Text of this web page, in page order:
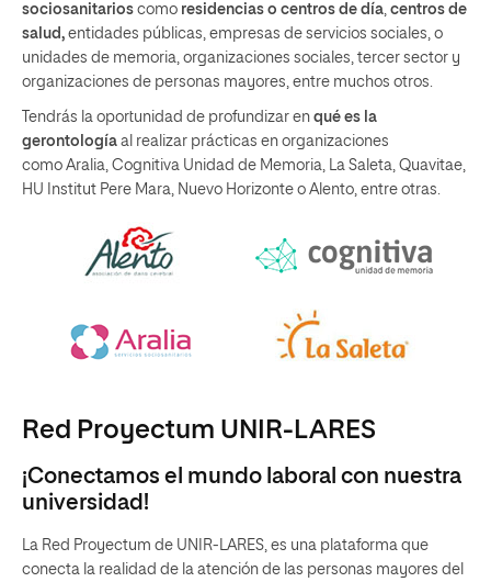
sociosanitarios como residencias o centros de día, centros de
salud, entidades públicas, empresas de servicios sociales, o
unidades de memoria, organizaciones sociales, tercer sector y
organizaciones de personas mayores, entre muchos otros.
Tendrás la oportunidad de profundizar en qué es la
gerontología al realizar prácticas en organizaciones
como Aralia, Cognitiva Unidad de Memoria, La Saleta, Quavitae,
HU Institut Pere Mara, Nuevo Horizonte o Alento, entre otras.
Red Proyectum UNIR-LARES
¡Conectamos el mundo laboral con nuestra
universidad!
La Red Proyectum de UNIR-LARES, es una plataforma que
conecta la realidad de la atención de las personas mayores del